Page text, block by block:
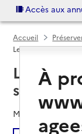
Accès aux
Accueil
Le centre
Le
sociale
Mis à jour le 01/
À